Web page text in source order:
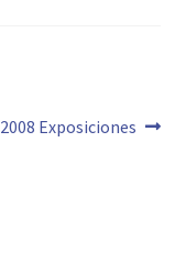
Siguiente:
2008 Exposiciones